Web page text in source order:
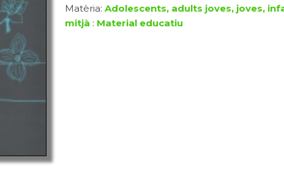
Matèria: Adolescents, adults joves, joves,
mitjà : Material educatiu